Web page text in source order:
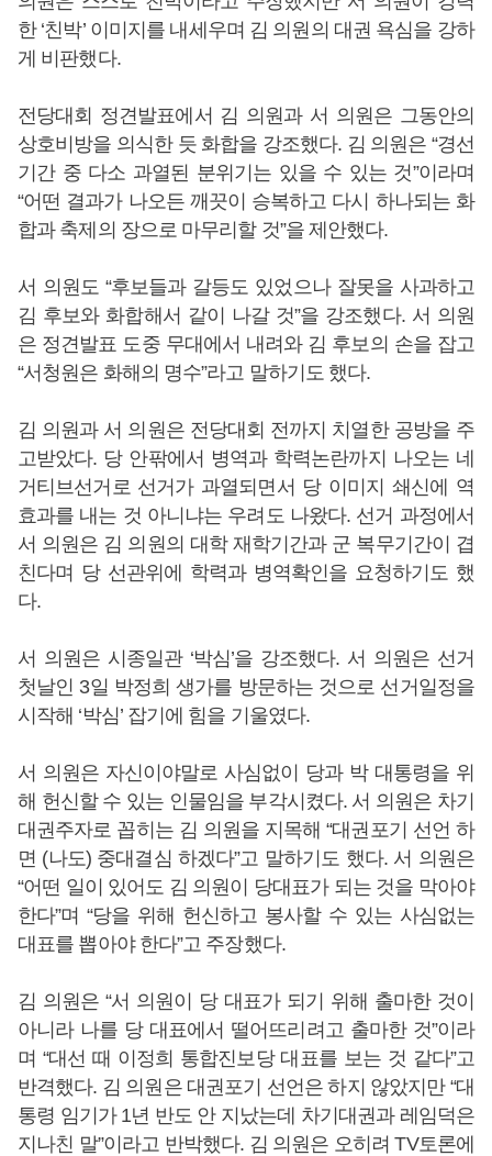
한 ‘친박’ 이미지를 내세우며 김 의원의 대권 욕심을 강하
게 비판했다.
전당대회 정견발표에서 김 의원과 서 의원은 그동안의
상호비방을 의식한 듯 화합을 강조했다. 김 의원은 “경선
기간 중 다소 과열된 분위기는 있을 수 있는 것”이라며
“어떤 결과가 나오든 깨끗이 승복하고 다시 하나되는 화
합과 축제의 장으로 마무리할 것”을 제안했다.
서 의원도 “후보들과 갈등도 있었으나 잘못을 사과하고
김 후보와 화합해서 같이 나갈 것”을 강조했다. 서 의원
은 정견발표 도중 무대에서 내려와 김 후보의 손을 잡고
“서청원은 화해의 명수”라고 말하기도 했다.
김 의원과 서 의원은 전당대회 전까지 치열한 공방을 주
고받았다. 당 안팎에서 병역과 학력논란까지 나오는 네
거티브선거로 선거가 과열되면서 당 이미지 쇄신에 역
효과를 내는 것 아니냐는 우려도 나왔다. 선거 과정에서
서 의원은 김 의원의 대학 재학기간과 군 복무기간이 겹
친다며 당 선관위에 학력과 병역확인을 요청하기도 했
다.
서 의원은 시종일관 ‘박심’을 강조했다. 서 의원은 선거
첫날인 3일 박정희 생가를 방문하는 것으로 선거일정을
시작해 ‘박심’ 잡기에 힘을 기울였다.
서 의원은 자신이야말로 사심없이 당과 박 대통령을 위
해 헌신할 수 있는 인물임을 부각시켰다. 서 의원은 차기
대권주자로 꼽히는 김 의원을 지목해 “대권포기 선언 하
면 (나도) 중대결심 하겠다”고 말하기도 했다. 서 의원은
“어떤 일이 있어도 김 의원이 당대표가 되는 것을 막아야
한다”며 “당을 위해 헌신하고 봉사할 수 있는 사심없는
대표를 뽑아야 한다”고 주장했다.
김 의원은 “서 의원이 당 대표가 되기 위해 출마한 것이
아니라 나를 당 대표에서 떨어뜨리려고 출마한 것”이라
며 “대선 때 이정희 통합진보당 대표를 보는 것 같다”고
반격했다. 김 의원은 대권포기 선언은 하지 않았지만 “대
통령 임기가 1년 반도 안 지났는데 차기대권과 레임덕은
지나친 말”이라고 반박했다. 김 의원은 오히려 TV토론에